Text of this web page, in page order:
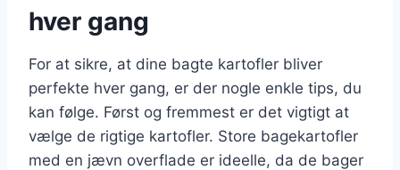
hver gang
For at sikre, at dine bagte kartofler bliver
perfekte hver gang, er der nogle enkle tips, du
kan følge. Først og fremmest er det vigtigt at
vælge de rigtige kartofler. Store bagekartofler
med en jævn overflade er ideelle, da de bager